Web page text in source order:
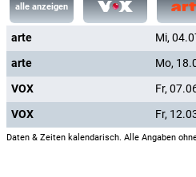
alle anzeigen
arte Mi,
arte
Mo,
VOX
Fr,
VOX
Fr,
Daten & Zeiten kalendarisch. Alle Angaben